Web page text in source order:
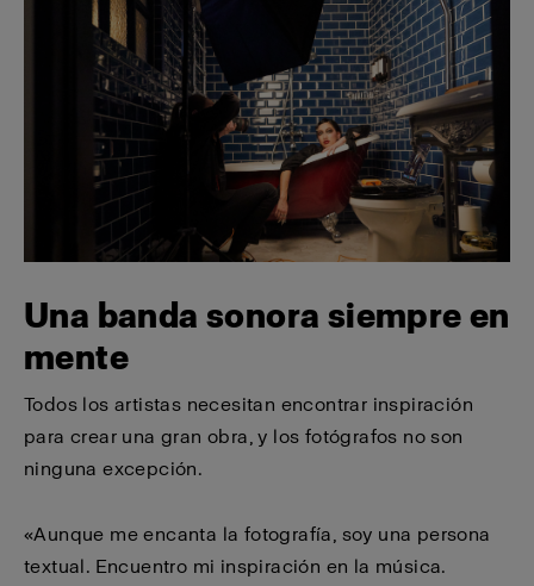
Una banda sonora siempre en
mente
Todos los artistas necesitan encontrar inspiración
para crear una gran obra, y los fotógrafos no son
ninguna excepción.
«Aunque me encanta la fotografía, soy una persona
textual. Encuentro mi inspiración en la música.